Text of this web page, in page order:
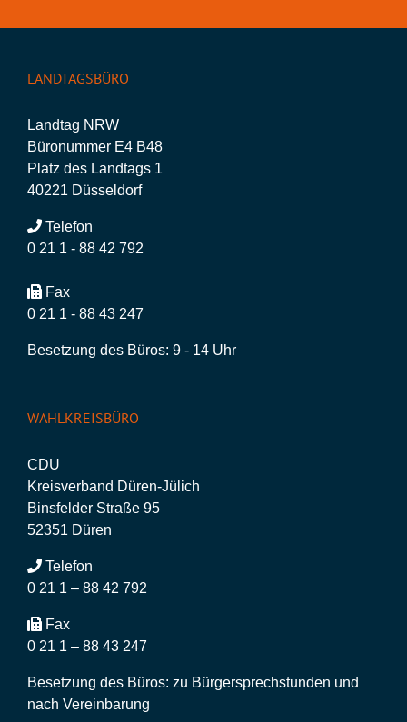
LANDTAGSBÜRO
Landtag NRW
Büronummer E4 B48
Platz des Landtags 1
40221 Düsseldorf
Telefon
0 21 1 - 88 42 792
Fax
0 21 1 - 88 43 247
Besetzung des Büros: 9 - 14 Uhr
WAHLKREISBÜRO
CDU
Kreisverband Düren-Jülich
Binsfelder Straße 95
52351 Düren
Telefon
0 21 1 – 88 42 792
Fax
0 21 1 – 88 43 247
Besetzung des Büros: zu Bürgersprechstunden und
nach Vereinbarung